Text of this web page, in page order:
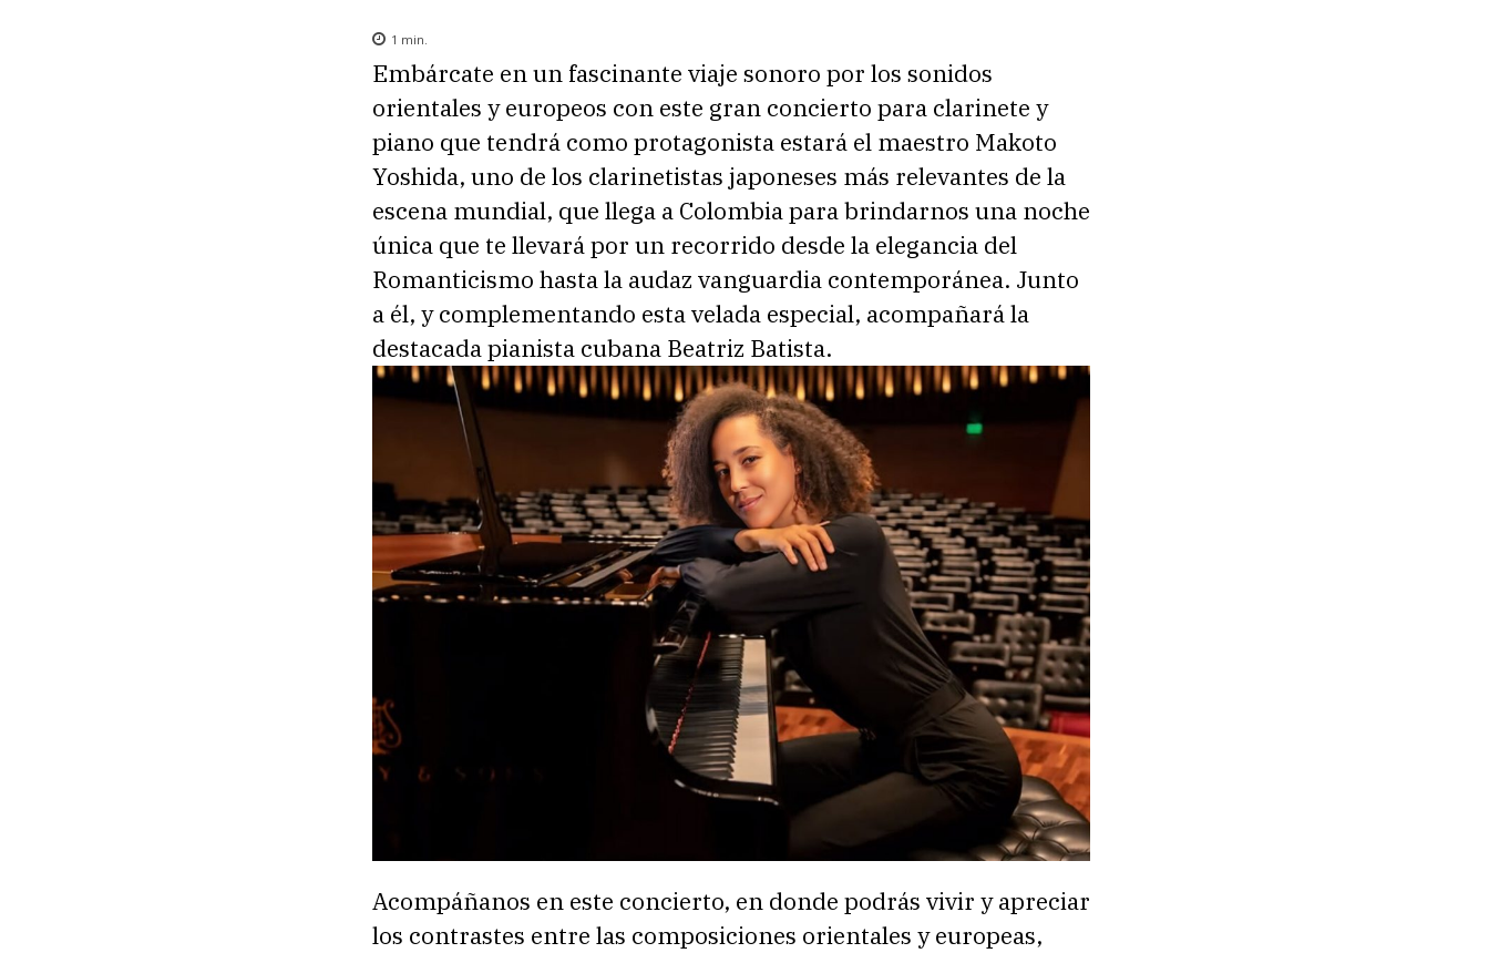
1 min.
Embárcate en un fascinante viaje sonoro por los sonidos
orientales y europeos con este gran concierto para clarinete y
piano que tendrá como protagonista estará el maestro Makoto
Yoshida, uno de los clarinetistas japoneses más relevantes de la
escena mundial, que llega a Colombia para brindarnos una noche
única que te llevará por un recorrido desde la elegancia del
Romanticismo hasta la audaz vanguardia contemporánea. Junto
a él, y complementando esta velada especial, acompañará la
destacada pianista cubana Beatriz Batista.
Acompáñanos en este concierto, en donde podrás vivir y apreciar
los contrastes entre las composiciones orientales y europeas,